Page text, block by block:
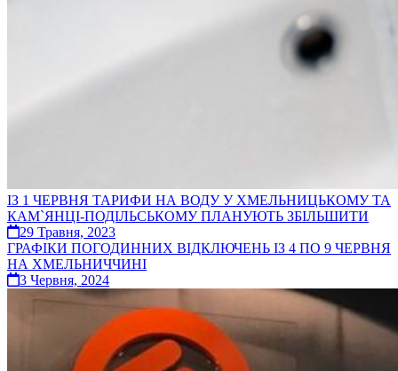
ІЗ 1 ЧЕРВНЯ ТАРИФИ НА ВОДУ У ХМЕЛЬНИЦЬКОМУ ТА
КАМ`ЯНЦІ-ПОДІЛЬСЬКОМУ ПЛАНУЮТЬ ЗБІЛЬШИТИ
29 Травня, 2023
ГРАФІКИ ПОГОДИННИХ ВІДКЛЮЧЕНЬ ІЗ 4 ПО 9 ЧЕРВНЯ
НА ХМЕЛЬНИЧЧИНІ
3 Червня, 2024